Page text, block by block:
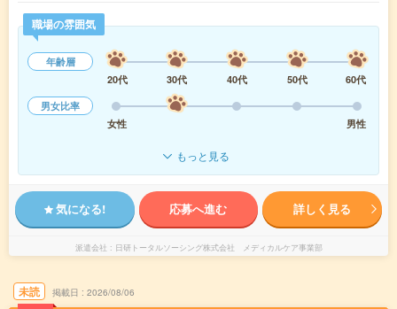
職場の雰囲気
年齢層
20代
30代 40代 50代
60代
男女比率
女性
男性
もっと見る
気になる! 応募へ進む 詳しく見る
派遣会社 日研トータルソーシング株式会社 メディカルケア事業部
未読 掲載日 2026/08/06